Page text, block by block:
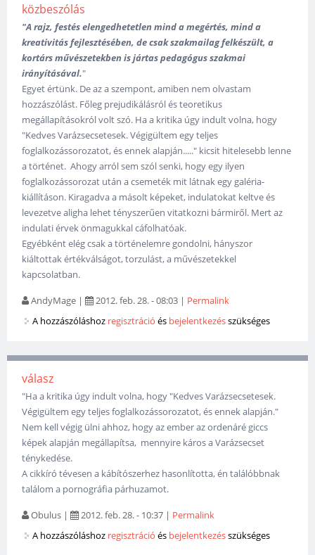
közbeszólás
"A rajz, festés elengedhetetlen mind a megértés, mind a
kreativitás fejlesztésében, de csak szakmailag felkészült, a
kortárs művészetekben is jártas pedagógus szakmai
irányításával."
Egyet értünk. De az a szempont, amiben nem olvastam
hozzászólást. Főleg prejudikálásról és teoretikus
megállapításokról volt szó. Ha a kritika úgy indult volna, hogy
"Kedves Varázsecsetesek. Végigültem egy teljes
foglalkozássorozatot, és ennek alapján....." kicsit hitelesebb lenne
a történet. Ahogy arról sem szól senki, hogy egy ilyen
foglalkozássorozat után a csemeték mit látnak egy galéria-
kiállításon. Kiragadva a másolt képeket, indulatokat keltve és
levezetve aligha lehet tényszerűen vitatkozni bármiről. Mert az
indulati érvek önmagukkal cáfolhatóak.
Egyébként elég csak a történelemre gondolni, hányszor
kiáltottak értékválságot, torzulást, a művészetekkel
kapcsolatban.
AndyMage | 2012. feb. 28. - 08:03 | Permalink
A hozzászóláshoz regisztráció és bejelentkezésszükséges
válasz
"Ha a kritika úgy indult volna, hogy "Kedves Varázsecsetesek.
Végigültem egy teljes foglalkozássorozatot, és ennek alapján."
Nem kell végig ülni ahhoz, hogy az ember az ordenáré giccs
képek alapján megállapítsa, mennyire káros a Varázsecset
ténykedése.
A cikkíró tévesen a kábítószerhez hasonlította, én találóbbnak
találom a pornográfia párhuzamot.
Obulus | 2012. feb. 28. - 10:37 | Permalink
A hozzászóláshoz regisztráció és bejelentkezésszükséges